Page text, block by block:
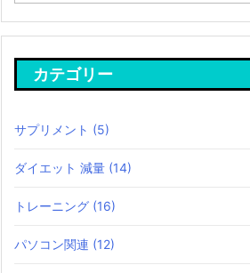
カテゴリー
サプリメント (5)
ダイエット 減量 (14)
トレーニング (16)
パソコン関連 (12)